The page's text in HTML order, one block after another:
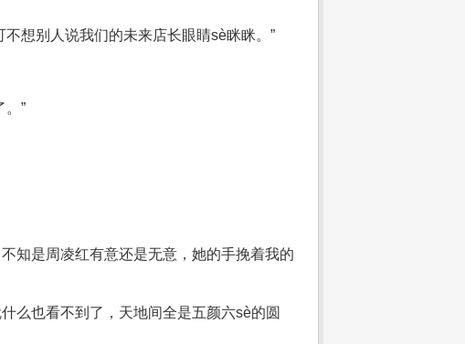
想别人说我们的未来店长眼睛sè眯眯。”
。”
知是周凌红有意还是无意，她的手挽着我的
么也看不到了，天地间全是五颜六sè的圆